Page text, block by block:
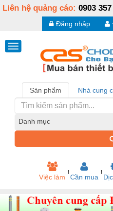
Liên hệ quảng cáo: 0903
Đăng nhập
Sản phẩm Nhà cung
Danh mục
Việc làm Cần mua